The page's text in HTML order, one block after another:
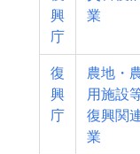
興
庁
業
復
興
庁
農地・
用施設
復興関
業